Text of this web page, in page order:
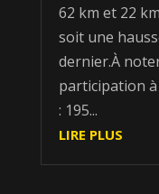
62 km et 22
soit une
dernier.À
participation
: 195...
LIRE PLUS